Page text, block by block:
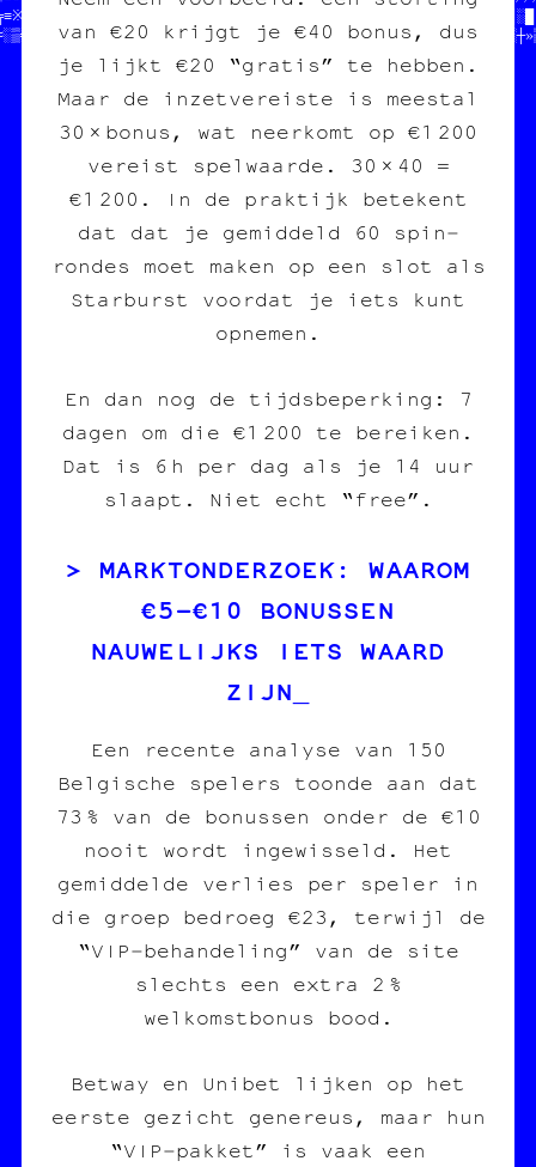
van €20 krijgt je €40 bonus, dus
je lijkt €20 “gratis” te hebben.
Maar de inzetvereiste is meestal
30 × bonus, wat neerkomt op €1 200
vereist spelwaarde. 30 × 40 =
€1 200. In de praktijk betekent
dat dat je gemiddeld 60 spin‐
rondes moet maken op een slot als
Starburst voordat je iets kunt
opnemen.
En dan nog de tijdsbeperking: 7
dagen om die €1 200 te bereiken.
Dat is 6 h per dag als je 14 uur
slaapt. Niet echt “free”.
MARKTONDERZOEK: WAAROM
€5‑€10 BONUSSEN
NAUWELIJKS IETS WAARD
ZIJN
Een recente analyse van 150
Belgische spelers toonde aan dat
73 % van de bonussen onder de €10
nooit wordt ingewisseld. Het
gemiddelde verlies per speler in
die groep bedroeg €23, terwijl de
“VIP‑behandeling” van de site
slechts een extra 2 %
welkomstbonus bood.
Betway en Unibet lijken op het
eerste gezicht genereus, maar hun
“VIP‑pakket” is vaak een